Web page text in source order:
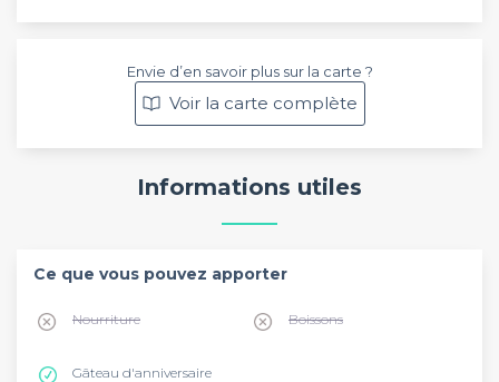
Envie d’en savoir plus sur la carte ?
Voir la carte complète
Informations utiles
Ce que vous pouvez apporter
Nourriture Boissons
Gâteau d'anniversaire